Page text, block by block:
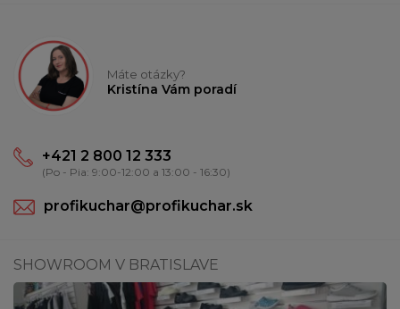
Máte otázky?
Kristína Vám poradí
+421 2 800 12 333
(Po - Pia: 9:00-12:00 a 13:00 - 16:30)
profikuchar@profikuchar.sk
SHOWROOM V BRATISLAVE